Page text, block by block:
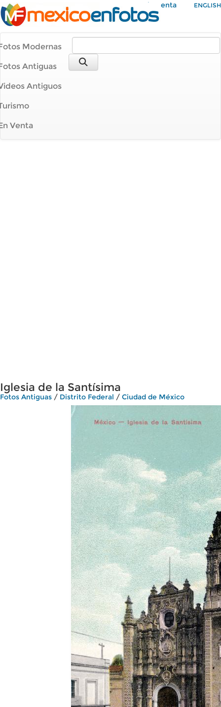
Mi Cuenta ENGLISH
Modernas
Antiguas
Antiguos
Venta
Iglesia de la Santísima
Fotos Antiguas / Distrito Federal / Ciudad de México